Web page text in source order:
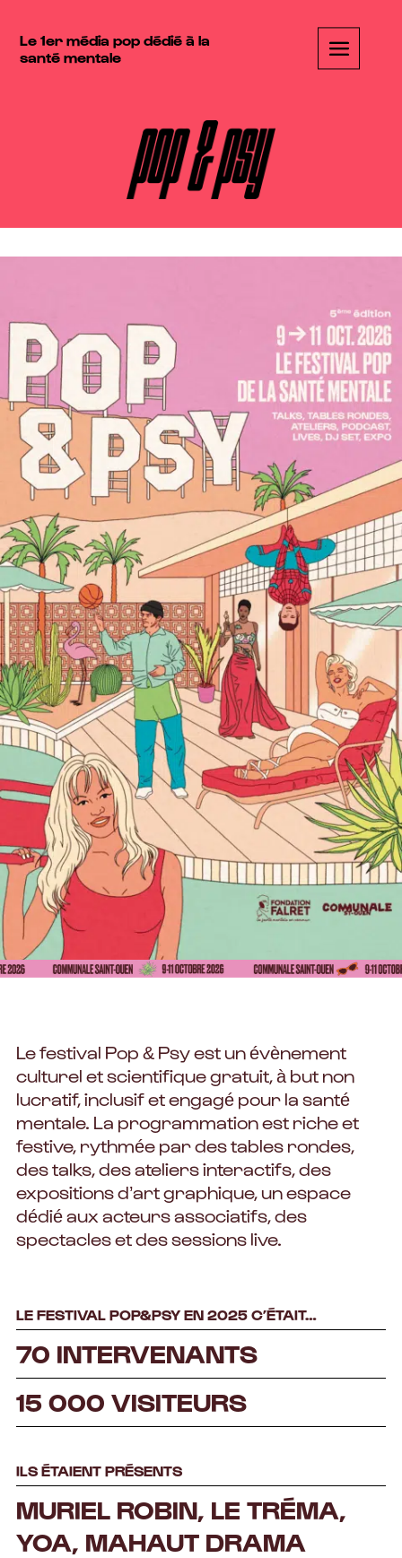
Le 1er média pop dédié à la
santé mentale
Le festival Pop & Psy est un évènement
culturel et scientifique gratuit, à but non
lucratif, inclusif et engagé pour la santé
mentale. La programmation est riche et
festive, rythmée par des tables rondes,
des talks, des ateliers interactifs, des
expositions d’art graphique, un espace
dédié aux acteurs associatifs, des
spectacles et des sessions live.
LE FESTIVAL POP&PSY EN 2025 C’ÉTAIT…
70 INTERVENANTS
15 000 VISITEURS
ILS ÉTAIENT PRÉSENTS
MURIEL ROBIN, LE TRÉMA,
YOA, MAHAUT DRAMA